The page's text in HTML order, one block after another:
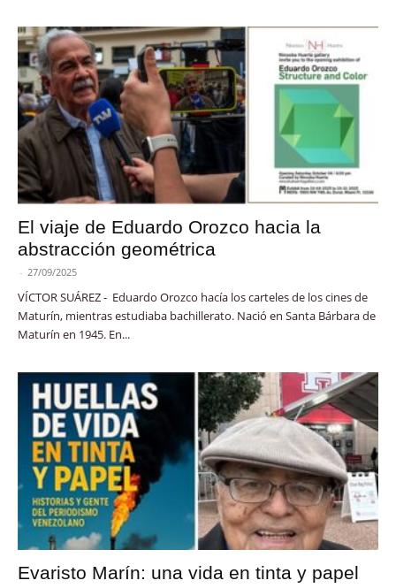
El viaje de Eduardo Orozco hacia la
abstracción geométrica
- 27/09/2025
VÍCTOR SUÁREZ - Eduardo Orozco hacía los carteles de los cines de
Maturín, mientras estudiaba bachillerato. Nació en Santa Bárbara de
Maturín en 1945. En...
Evaristo Marín: una vida en tinta y papel